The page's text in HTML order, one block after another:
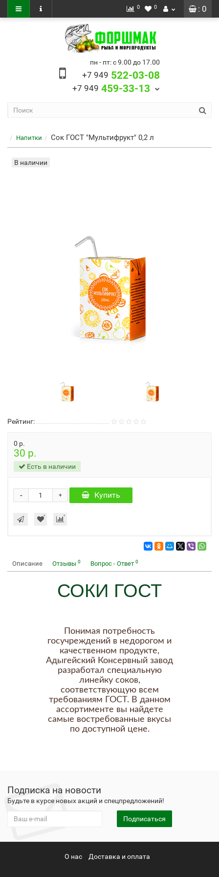
: 0
0 0
пн - пт: с 9.00 до 17.00
+7 949 522-03-08
+7 949 459-33-13
Напитки Сок ГОСТ "Мультифрукт" 0,2 л
В наличии
Рейтинг:
0 р.
30 р.
Есть в наличии
+
- Купить
Описание Отзывы 0 Вопрос - Ответ 0
СОКИ ГОСТ
Понимая потребность
госучреждений в недорогом и
качественном продукте,
Адыгейский Консервный завод
разработал специальную
линейку соков,
соответствующую всем
требованиям ГОСТ. В данном
ассортименте вы найдете
самые востребованные вкусы
по доступной цене.
Подписка на новости
Будьте в курсе новых акций и спецпредложений!
Подписаться
О нас Доставка и оплата